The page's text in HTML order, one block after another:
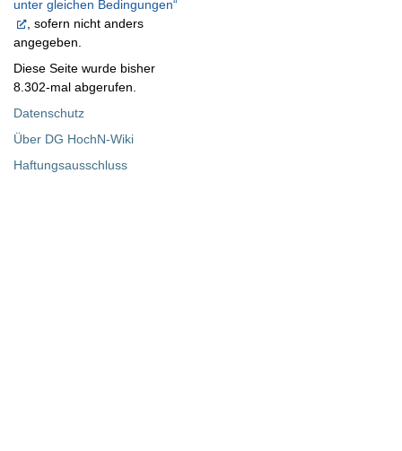
unter gleichen Bedingungen“
, sofern nicht anders
angegeben.
Diese Seite wurde bisher
8.302-mal abgerufen.
Datenschutz
Über DG HochN-Wiki
Haftungsausschluss